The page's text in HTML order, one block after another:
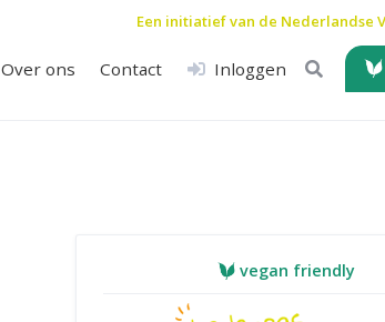
Een initiatief van de Nederlandse
Over ons Contact Inloggen
vegan friendly